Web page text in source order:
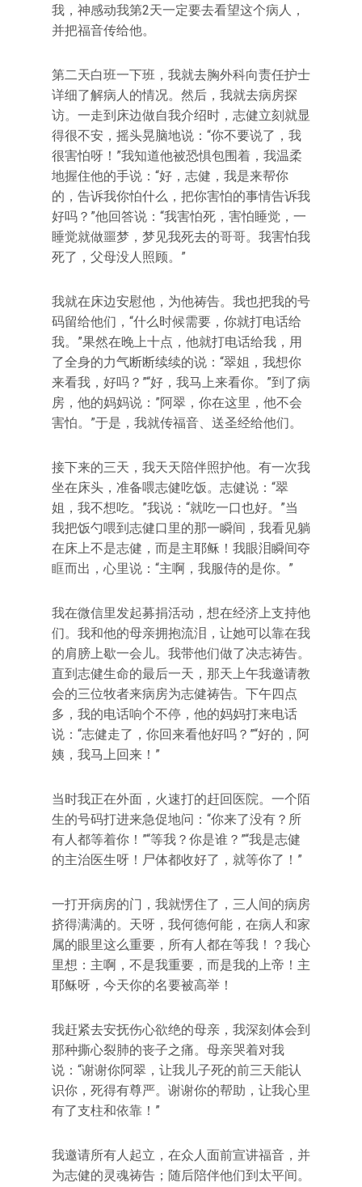
我，神感动我第2天一定要去看望这个病人，
并把福音传给他。
第二天白班一下班，我就去胸外科向责任护士
详细了解病人的情况。然后，我就去病房探
访。一走到床边做自我介绍时，志健立刻就显
得很不安，摇头晃脑地说：“你不要说了，我
很害怕呀！”我知道他被恐惧包围着，我温柔
地握住他的手说：“好，志健，我是来帮你
的，告诉我你怕什么，把你害怕的事情告诉我
好吗？”他回答说：“我害怕死，害怕睡觉，一
睡觉就做噩梦，梦见我死去的哥哥。我害怕我
死了，父母没人照顾。”
我就在床边安慰他，为他祷告。我也把我的号
码留给他们，“什么时候需要，你就打电话给
我。”果然在晚上十点，他就打电话给我，用
了全身的力气断断续续的说：“翠姐，我想你
来看我，好吗？”“好，我马上来看你。”到了病
房，他的妈妈说：”阿翠，你在这里，他不会
害怕。”于是，我就传福音、送圣经给他们。
接下来的三天，我天天陪伴照护他。有一次我
坐在床头，准备喂志健吃饭。志健说：“翠
姐，我不想吃。”我说：“就吃一口也好。”当
我把饭勺喂到志健口里的那一瞬间，我看见躺
在床上不是志健，而是主耶稣！我眼泪瞬间夺
眶而出，心里说：“主啊，我服侍的是你。”
我在微信里发起募捐活动，想在经济上支持他
们。我和他的母亲拥抱流泪，让她可以靠在我
的肩膀上歇一会儿。我带他们做了决志祷告。
直到志健生命的最后一天，那天上午我邀请教
会的三位牧者来病房为志健祷告。下午四点
多，我的电话响个不停，他的妈妈打来电话
说：“志健走了，你回来看他好吗？”“好的，阿
姨，我马上回来！”
当时我正在外面，火速打的赶回医院。一个陌
生的号码打进来急促地问：“你来了没有？所
有人都等着你！”“等我？你是谁？”“我是志健
的主治医生呀！尸体都收好了，就等你了！”
一打开病房的门，我就愣住了，三人间的病房
挤得满满的。天呀，我何德何能，在病人和家
属的眼里这么重要，所有人都在等我！？我心
里想：主啊，不是我重要，而是我的上帝！主
耶稣呀，今天你的名要被高举！
我赶紧去安抚伤心欲绝的母亲，我深刻体会到
那种撕心裂肺的丧子之痛。母亲哭着对我
说：“谢谢你阿翠，让我儿子死的前三天能认
识你，死得有尊严。谢谢你的帮助，让我心里
有了支柱和依靠！”
我邀请所有人起立，在众人面前宣讲福音，并
为志健的灵魂祷告；随后陪伴他们到太平间。